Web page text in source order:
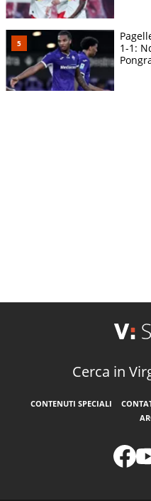
1-1:
Cerca in
CONTENUTI SPECIALI